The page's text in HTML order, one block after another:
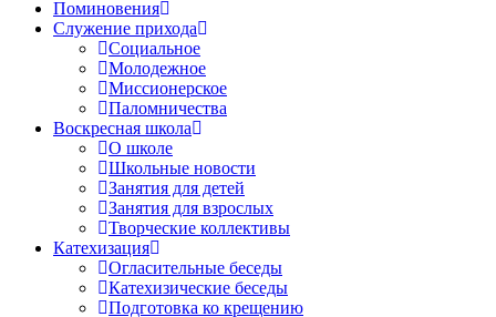
Поминовения
Служение прихода
Социальное
Молодежное
Миссионерское
Паломничества
Воскресная школа
О школе
Школьные новости
Занятия для детей
Занятия для взрослых
Творческие коллективы
Катехизация
Огласительные беседы
Катехизические беседы
Подготовка ко крещению